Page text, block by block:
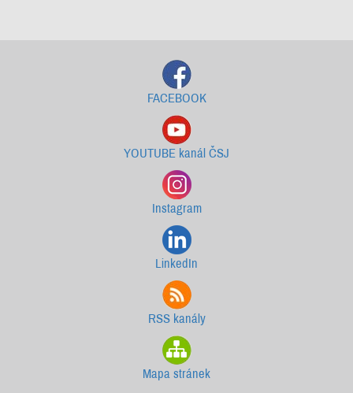
FACEBOOK
YOUTUBE kanál ČSJ
Instagram
LinkedIn
RSS kanály
Mapa stránek